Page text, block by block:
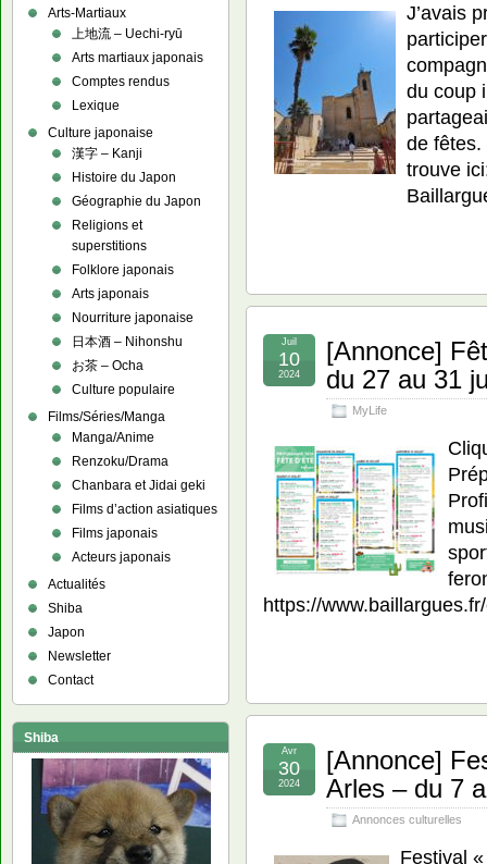
J’avais
du coup
de fêtes.
trouve
[Annonce]
du 27 au 31
MyLife
Juil
10
2024
https://
[Annonce]
Arles – du 7
Annonces culturelles
Avr
30
2024
Festival
Arts-Martiaux
上地流 – Uechi-ryū
Arts martiaux japonais
Comptes rendus
Lexique
Culture japonaise
漢字 – Kanji
Histoire du Japon
Géographie du Japon
Religions et
superstitions
Folklore japonais
Arts japonais
Nourriture japonaise
日本酒 – Nihonshu
お茶 – Ocha
Culture populaire
Films/Séries/Manga
Manga/Anime
Renzoku/Drama
Chanbara et Jidai geki
Films d’action asiatiques
Films japonais
Acteurs japonais
Actualités
Shiba
Japon
Newsletter
Contact
Shiba